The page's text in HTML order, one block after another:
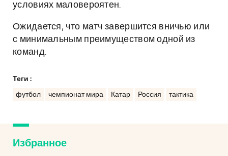
условиях маловероятен.
Ожидается, что матч завершится вничью или
с минимальным преимуществом одной из
команд.
Теги :
футбол чемпионат мира Катар Россия тактика
Избранное